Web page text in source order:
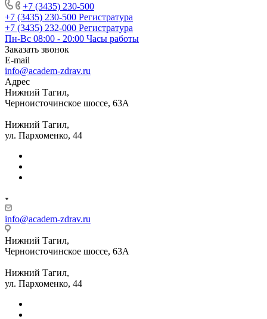
+7 (3435) 230-500
+7 (3435) 230-500 Регистратура
+7 (3435) 232-000 Регистратура
Пн-Вс 08:00 - 20:00 Часы работы
Заказать звонок
E-mail
info@academ-zdrav.ru
Адрес
Нижний Тагил,
Черноисточинское шоссе, 63А
Нижний Тагил,
ул. Пархоменко, 44
info@academ-zdrav.ru
Нижний Тагил,
Черноисточинское шоссе, 63А
Нижний Тагил,
ул. Пархоменко, 44